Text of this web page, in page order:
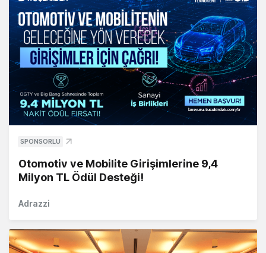
SPONSORLU
Otomotiv ve Mobilite Girişimlerine 9,4
Milyon TL Ödül Desteği!
Adrazzi